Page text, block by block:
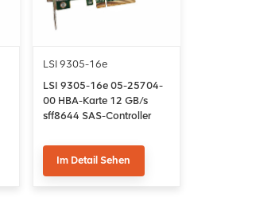
LSI 9305-16e
LSI 9305-16e 05-25704-
00 HBA-Karte 12 GB/s
sff8644 SAS-Controller
Im Detail Sehen